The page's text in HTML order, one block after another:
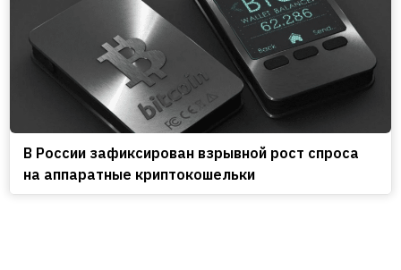
В России зафиксирован взрывной рост спроса
на аппаратные криптокошельки